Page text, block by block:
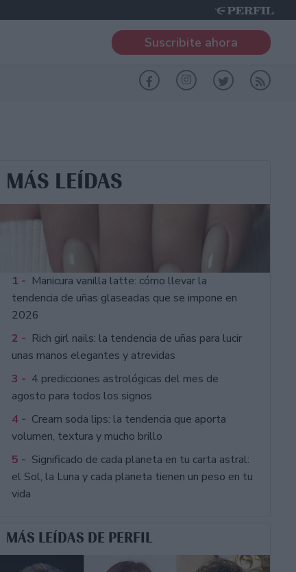
Suscribite ahora
MÁS LEÍDAS
1 - Manicura vanilla latte: cómo llevar la
tendencia de uñas glaseadas que se impone en
2026
2 - Rich girl nails: la tendencia de uñas para lucir
unas manos elegantes y atrevidas
3 - 4 predicciones astrológicas del mes de
agosto para todos los signos
4 - Cream soda lips: la tendencia que aporta
volumen, textura y mucho brillo
5 - Significado de cada planeta en tu carta astral:
el Sol, la Luna y cada planeta tienen un peso en tu
vida
MÁS LEÍDAS DE PERFIL